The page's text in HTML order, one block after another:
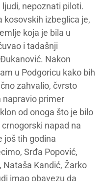
nepoznati piloti.
kosovskih izbeglica je,
koja je bila u
i tadašnji
Nakon
u Podgoricu kako bih
zahvalio, čvrsto
napravio primer
od onoga što je bilo
napad na
još tih godina
Srđa Popović,
Nataša Kandić, Žarko
imao obavezu da